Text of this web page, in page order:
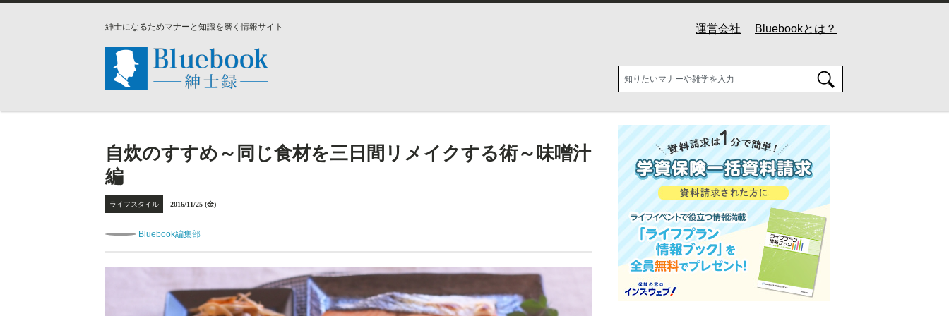
紳士になるためマナーと知識を磨く情報サイト Bluebookとは？
運営会社
自炊のすすめ～同じ食材を三日間リメイクする術～味噌汁
編
ライフスタイル 2016/11/25 (金)
Bluebook編集部